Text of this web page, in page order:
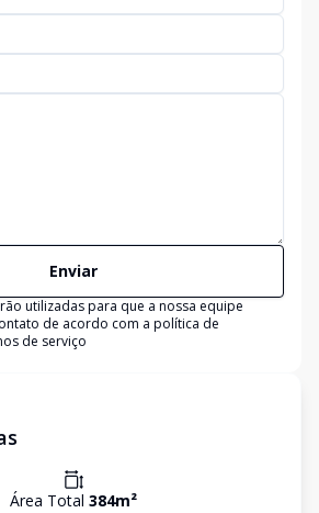
Enviar
utilizadas para que a nossa equipe
de acordo com a política de
de serviço
Área Total 384m²